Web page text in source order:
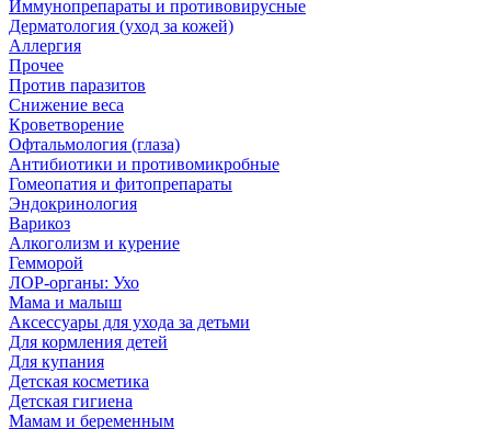
Иммунопрепараты и противовирусные
Дерматология (уход за кожей)
Аллергия
Прочее
Против паразитов
Снижение веса
Кроветворение
Офтальмология (глаза)
Антибиотики и противомикробные
Гомеопатия и фитопрепараты
Эндокринология
Варикоз
Алкоголизм и курение
Гемморой
ЛОР-органы: Ухо
Мама и малыш
Аксессуары для ухода за детьми
Для кормления детей
Для купания
Детская косметика
Детская гигиена
Мамам и беременным